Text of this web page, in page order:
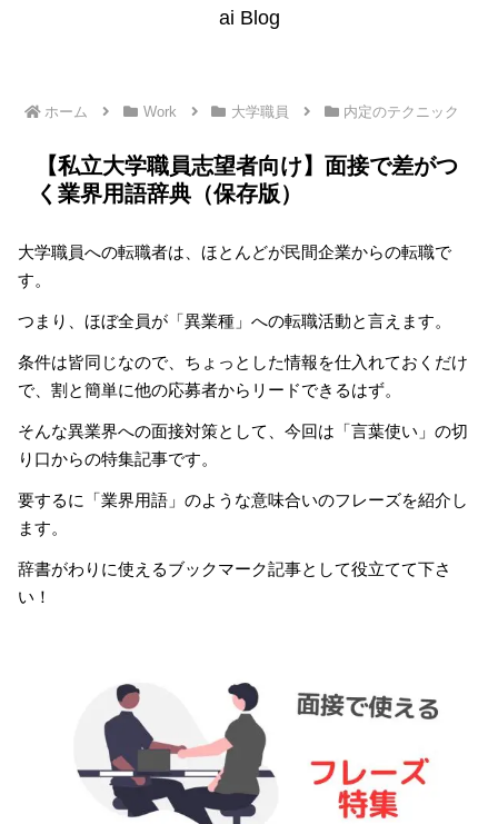
ai Blog
ホーム Work 大学職員 内定のテクニック
【私立大学職員志望者向け】面接で差がつ
く業界用語辞典（保存版）
大学職員への転職者は、ほとんどが民間企業からの転職で
す。
つまり、ほぼ全員が「異業種」への転職活動と言えます。
条件は皆同じなので、ちょっとした情報を仕入れておくだけ
で、割と簡単に他の応募者からリードできるはず。
そんな異業界への面接対策として、今回は「言葉使い」の切
り口からの特集記事です。
要するに「業界用語」のような意味合いのフレーズを紹介し
ます。
辞書がわりに使えるブックマーク記事として役立てて下さ
い！